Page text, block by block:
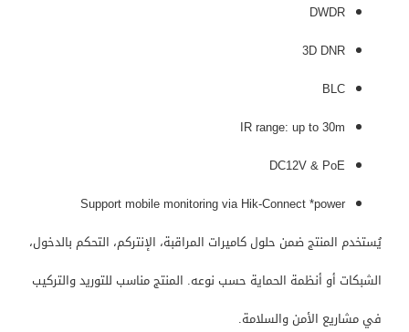
DWDR
3D DNR
BLC
IR range: up to 30m
DC12V & PoE
Support mobile monitoring via Hik-Connect *power
يُستخدم المنتج ضمن حلول كاميرات المراقبة، الإنتركم، التحكم بالدخول،
الشبكات أو أنظمة الحماية حسب نوعه. المنتج مناسب للتوريد والتركيب
في مشاريع الأمن والسلامة.